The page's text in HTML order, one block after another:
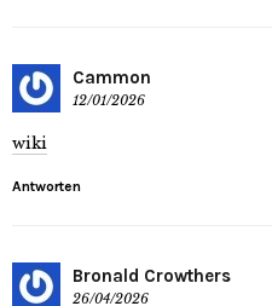
Cammon
12/01/2026
wiki
Antworten
Bronald Crowthers
26/04/2026